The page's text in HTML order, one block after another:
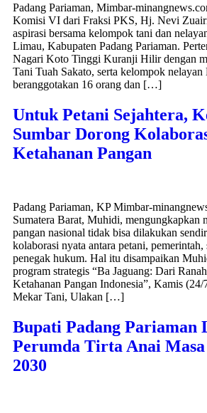
Padang Pariaman, Mimbar-
Komisi VI dari Fraksi PKS, Hj. Nevi
aspirasi bersama kelompok tani dan
Limau, Kabupaten Padang Pariaman.
Nagari Koto Tinggi Kuranji Hilir dengan
Tani Tuah Sakato, serta kelompok
beranggotakan 16 orang dan […]
Untuk Petani Sejahtera,
Sumbar Dorong
Ketahanan Pangan
Padang Pariaman, KP Mimbar-
Sumatera Barat, Muhidi, mengungkapkan
pangan nasional tidak bisa dilakukan
kolaborasi nyata antara petani,
penegak hukum. Hal itu disampaikan
program strategis “Ba Jaguang: Dari
Ketahanan Pangan Indonesia”, Kamis (24/
Mekar Tani, Ulakan […]
Bupati Padang
Perumda Tirta Anai Masa
2030